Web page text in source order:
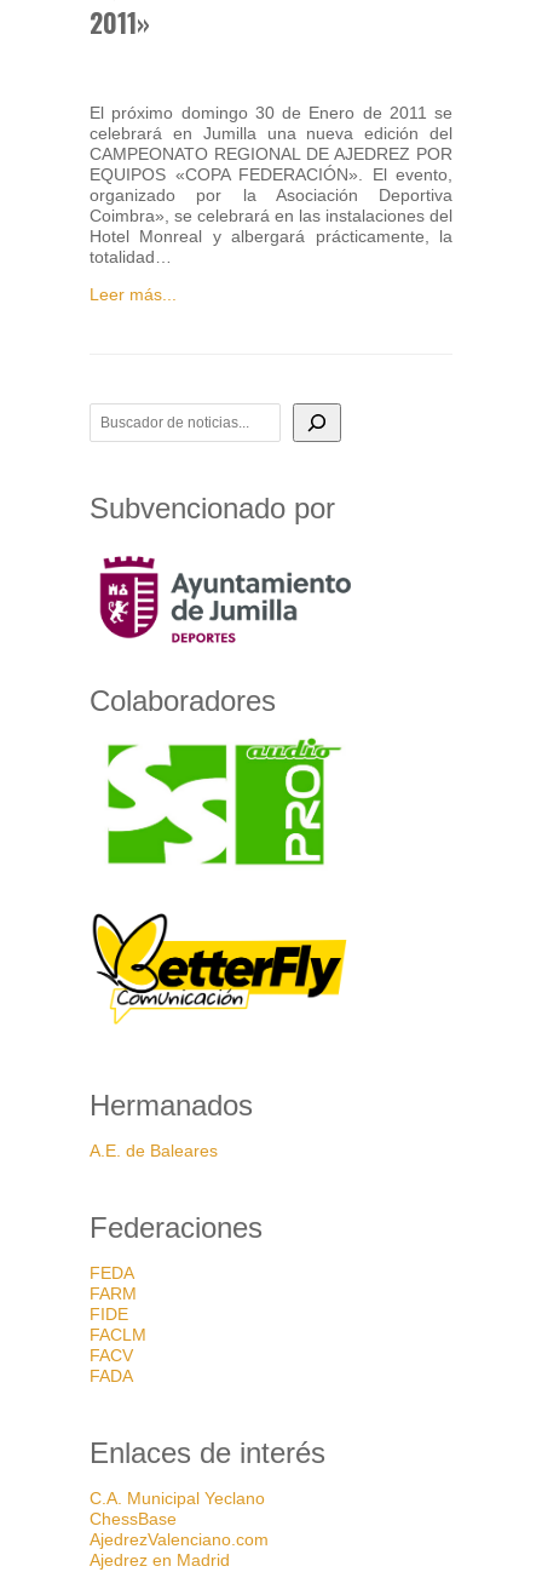
2011»
El próximo domingo 30 de Enero de 2011 se
celebrará en Jumilla una nueva edición del
CAMPEONATO REGIONAL DE AJEDREZ POR
EQUIPOS «COPA FEDERACIÓN». El evento,
organizado por la Asociación Deportiva
Coimbra», se celebrará en las instalaciones del
Hotel Monreal y albergará prácticamente, la
totalidad…
Leer más...
BUSCADOR DE NOTICIAS
Subvencionado por
Colaboradores
Hermanados
A.E. de Baleares
Federaciones
FEDA
FARM
FIDE
FACLM
FACV
FADA
Enlaces de interés
C.A. Municipal Yeclano
ChessBase
AjedrezValenciano.com
Ajedrez en Madrid